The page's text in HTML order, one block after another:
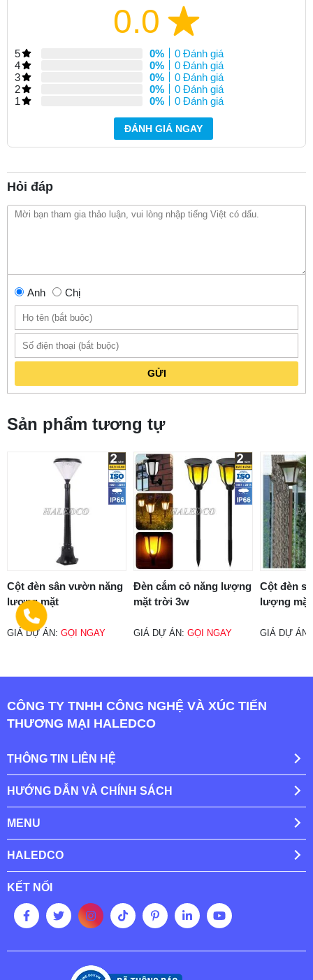
0.0
5 0%
0 Đánh giá
4
0%
0 Đánh giá
3
0%
0 Đánh giá
2
0%
0 Đánh giá
1
0% 0 Đánh giá
ĐÁNH GIÁ NGAY
Hỏi đáp
Anh Chị
GỬI
Sản phẩm tương tự
Cột đèn sân vườn năng
lượng mặt
GIÁ DỰ ÁN: GỌI NGAY
Đèn cắm cỏ năng lượng
mặt trời 3w
GIÁ DỰ ÁN:GỌI NGAY
Cột đèn
lượng mặt
GIÁ DỰ
CÔNG TY TNHH CÔNG NGHỆ VÀ XÚC TIẾN
THƯƠNG MẠI HALEDCO
THÔNG TIN LIÊN HỆ
HƯỚNG DẪN VÀ CHÍNH SÁCH
MENU
HALEDCO
KẾT NỐI